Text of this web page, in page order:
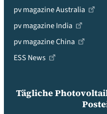
pv magazine Australia
pv magazine India
pv magazine China
ESS News
Tägliche